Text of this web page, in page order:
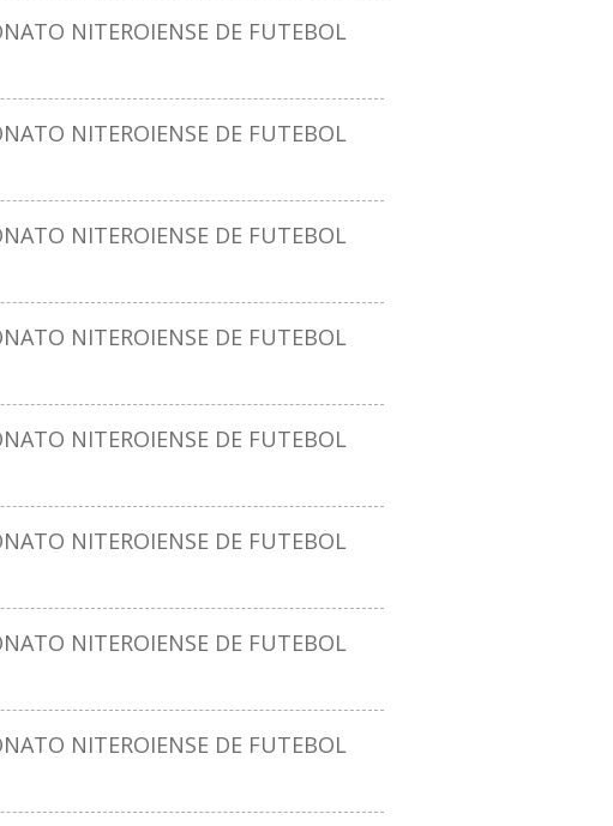
NITEROIENSE DE FUTEBOL
NITEROIENSE DE FUTEBOL
NITEROIENSE DE FUTEBOL
NITEROIENSE DE FUTEBOL
NITEROIENSE DE FUTEBOL
NITEROIENSE DE FUTEBOL
NITEROIENSE DE FUTEBOL
NITEROIENSE DE FUTEBOL